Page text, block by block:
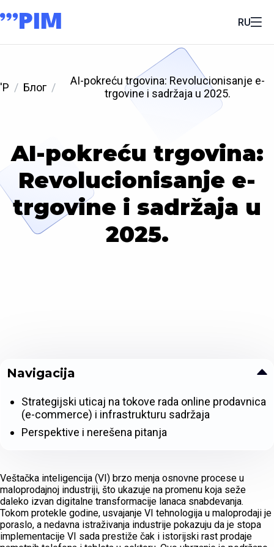
RU
'P Блог
AI-pokreću trgovina: Revolucionisanje e-
trgovine i sadržaja u 2025.
AI-pokreću trgovina:
Revolucionisanje e-
trgovine i sadržaja u
2025.
Veštačka inteligencija (VI) brzo menja osnovne procese u
maloprodajnoj industriji, što ukazuje na promenu koja seže
daleko izvan digitalne transformacije lanaca snabdevanja.
Tokom protekle godine, usvajanje VI tehnologija u maloprodaji je
poraslo, a nedavna istraživanja industrije pokazuju da je stopa
implementacije VI sada prestiže čak i istorijski rast prodaje
Navigacija
Strategijski uticaj na tokove rada online prodavnica
(e-commerce) i infrastrukturu sadržaja
Perspektive i nerešena pitanja